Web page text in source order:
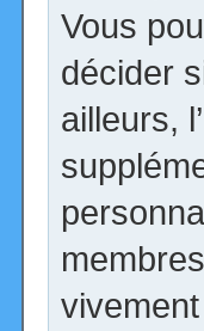
Vous
décider
ailleurs,